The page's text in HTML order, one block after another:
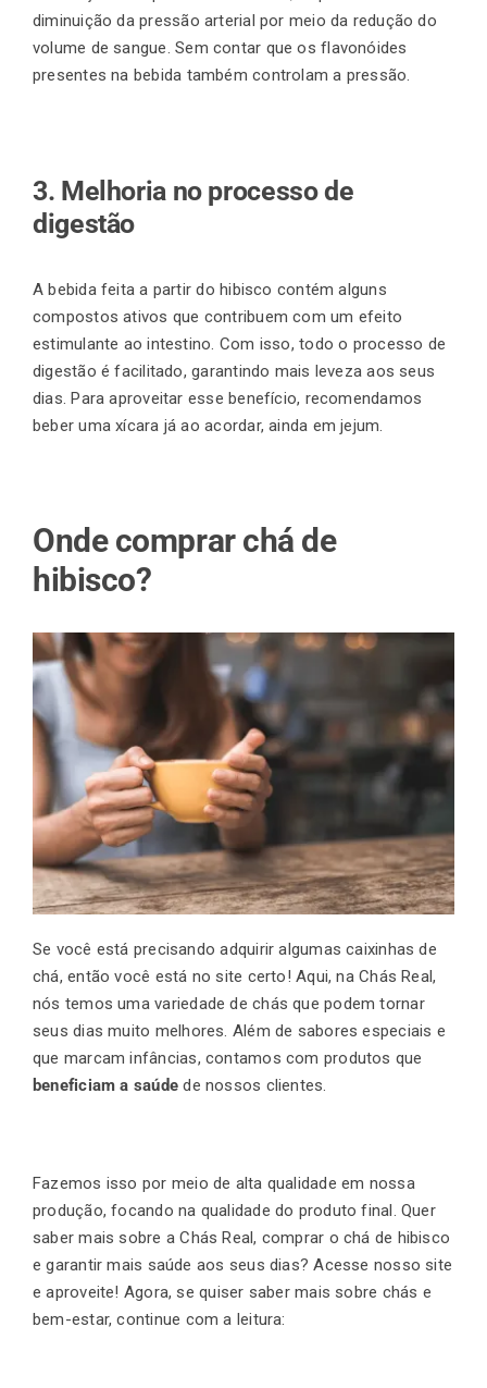
diminuição da pressão arterial por meio da redução do
volume de sangue. Sem contar que os flavonóides
presentes na bebida também controlam a pressão.
3. Melhoria no processo de
digestão
A bebida feita a partir do hibisco contém alguns
compostos ativos que contribuem com um efeito
estimulante ao intestino. Com isso, todo o processo de
digestão é facilitado, garantindo mais leveza aos seus
dias. Para aproveitar esse benefício, recomendamos
beber uma xícara já ao acordar, ainda em jejum.
Onde comprar chá de
hibisco?
Se você está precisando adquirir algumas caixinhas de
chá, então você está no site certo! Aqui, na Chás Real,
nós temos uma variedade de chás que podem tornar
seus dias muito melhores. Além de sabores especiais e
que marcam infâncias, contamos com produtos que
beneficiam a saúde de nossos clientes.
Fazemos isso por meio de alta qualidade em nossa
produção, focando na qualidade do produto final. Quer
saber mais sobre a Chás Real, comprar o chá de hibisco
e garantir mais saúde aos seus dias? Acesse nosso site
e aproveite! Agora, se quiser saber mais sobre chás e
bem-estar, continue com a leitura: